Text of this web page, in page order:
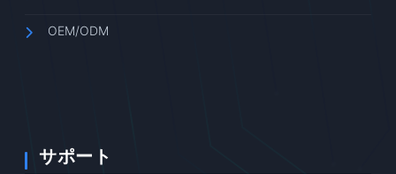
OEM/ODM
サポート